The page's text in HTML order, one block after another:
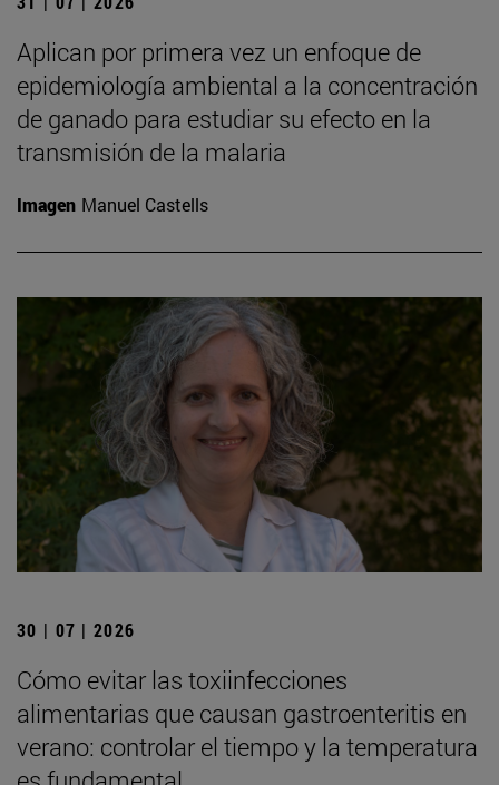
Aplican por primera vez un enfoque de
epidemiología ambiental a la concentración
de ganado para estudiar su efecto en la
transmisión de la malaria
Imagen Manuel Castells
30 | 07 | 2026
Cómo evitar las toxiinfecciones
alimentarias que causan gastroenteritis en
verano: controlar el tiempo y la temperatura